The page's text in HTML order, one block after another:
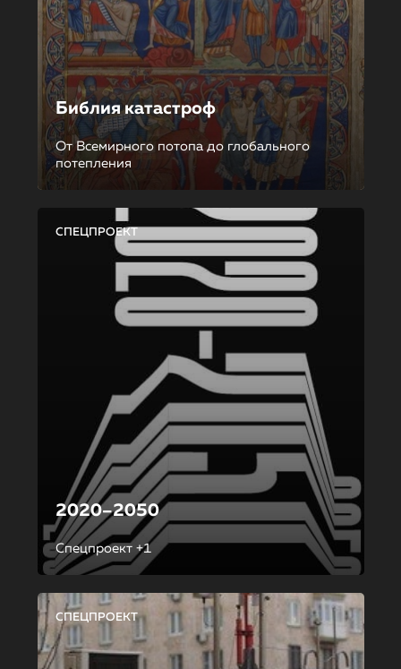
Библия катастроф
От Всемирного потопа до глобального
потепления
СПЕЦПРОЕКТ
2020–2050
Спецпроект +1
СПЕЦПРОЕКТ